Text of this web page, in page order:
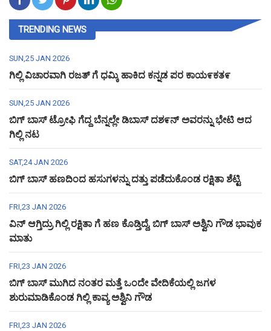
TRENDING NEWS
SUN,25 JAN 2026
ಗಿಲ್ಲಿ ವಿಚಾರವಾಗಿ ರಜತ್ ಗೆ ಧಮ್ಕಿ ಹಾಕಿದ ಕನ್ನಡ ಪರ ಕಾಯ೯ಕತ೯
SUN,25 JAN 2026
ಬಿಗ್ ಬಾಸ್ ಟ್ರೋಫಿ ಗೆದ್ದ ಬೆನ್ನಲ್ಲೇ ಡಿಬಾಸ್ ದಶ೯ನ್ ಅವರನ್ನು ಭೇಟಿ ಆದ
ಗಿಲ್ಲಿ ನಟ
SAT,24 JAN 2026
ಬಿಗ್ ಬಾಸ್ ಹಣದಿಂದ ಹಸುಗಳನ್ನು ದತ್ತು ಪಡೆದುಕೊಂಡ ರಕ್ಷಿತಾ ಶೆಟ್ಟಿ
FRI,23 JAN 2026
ವಿನ್ ಆಗ್ತಿದ್ರು ಗಿಲ್ಲಿ ರಕ್ಷಿತಾ ಗೆ ಹಣ ಕೊಡ್ತಿದ್ದೆ, ಬಿಗ್ ಬಾಸ್ ಅಶ್ವಿನಿ ಗೌಡ ಭಾವುಕ
ಮಾತು
FRI,23 JAN 2026
ಬಿಗ್ ಬಾಸ್ ಮುಗಿದ ನಂತರ ಮತ್ತೆ ಒಂದೇ ವೇದಿಕೆಯಲ್ಲಿ ಜಗಳ
ಶುರುಮಾಡಿಕೊಂಡ ಗಿಲ್ಲಿ ಕಾವ್ಯ ಅಶ್ವಿನಿ ಗೌಡ
FRI,23 JAN 2026